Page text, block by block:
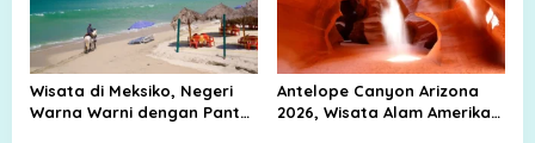
Wisata di Meksiko, Negeri
Warna Warni dengan Pantai
Antelope Canyon Arizona
2026, Wisata Alam Amerika